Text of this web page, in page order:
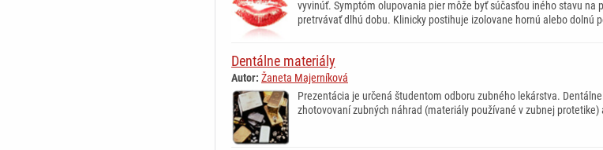
vyvinúť. Symptóm olupovania pier môže byť súčasťou iného stavu na
pretrvávať dlhú dobu. Klinicky postihuje izolovane hornú alebo dolnú
Dentálne materiály
Autor: Žaneta Majerníková
Prezentácia je určená študentom odboru zubného lekárstva.
zhotovovaní zubných náhrad (materiály používané v zubnej